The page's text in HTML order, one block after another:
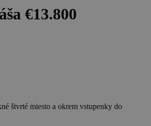
€13.800
štvrté miesto a okrem vstupenky do